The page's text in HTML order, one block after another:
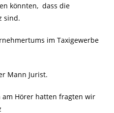
könnten, dass die
sind.
im Taxigewerbe
Mann Jurist.
am Hörer hatten fragten wir